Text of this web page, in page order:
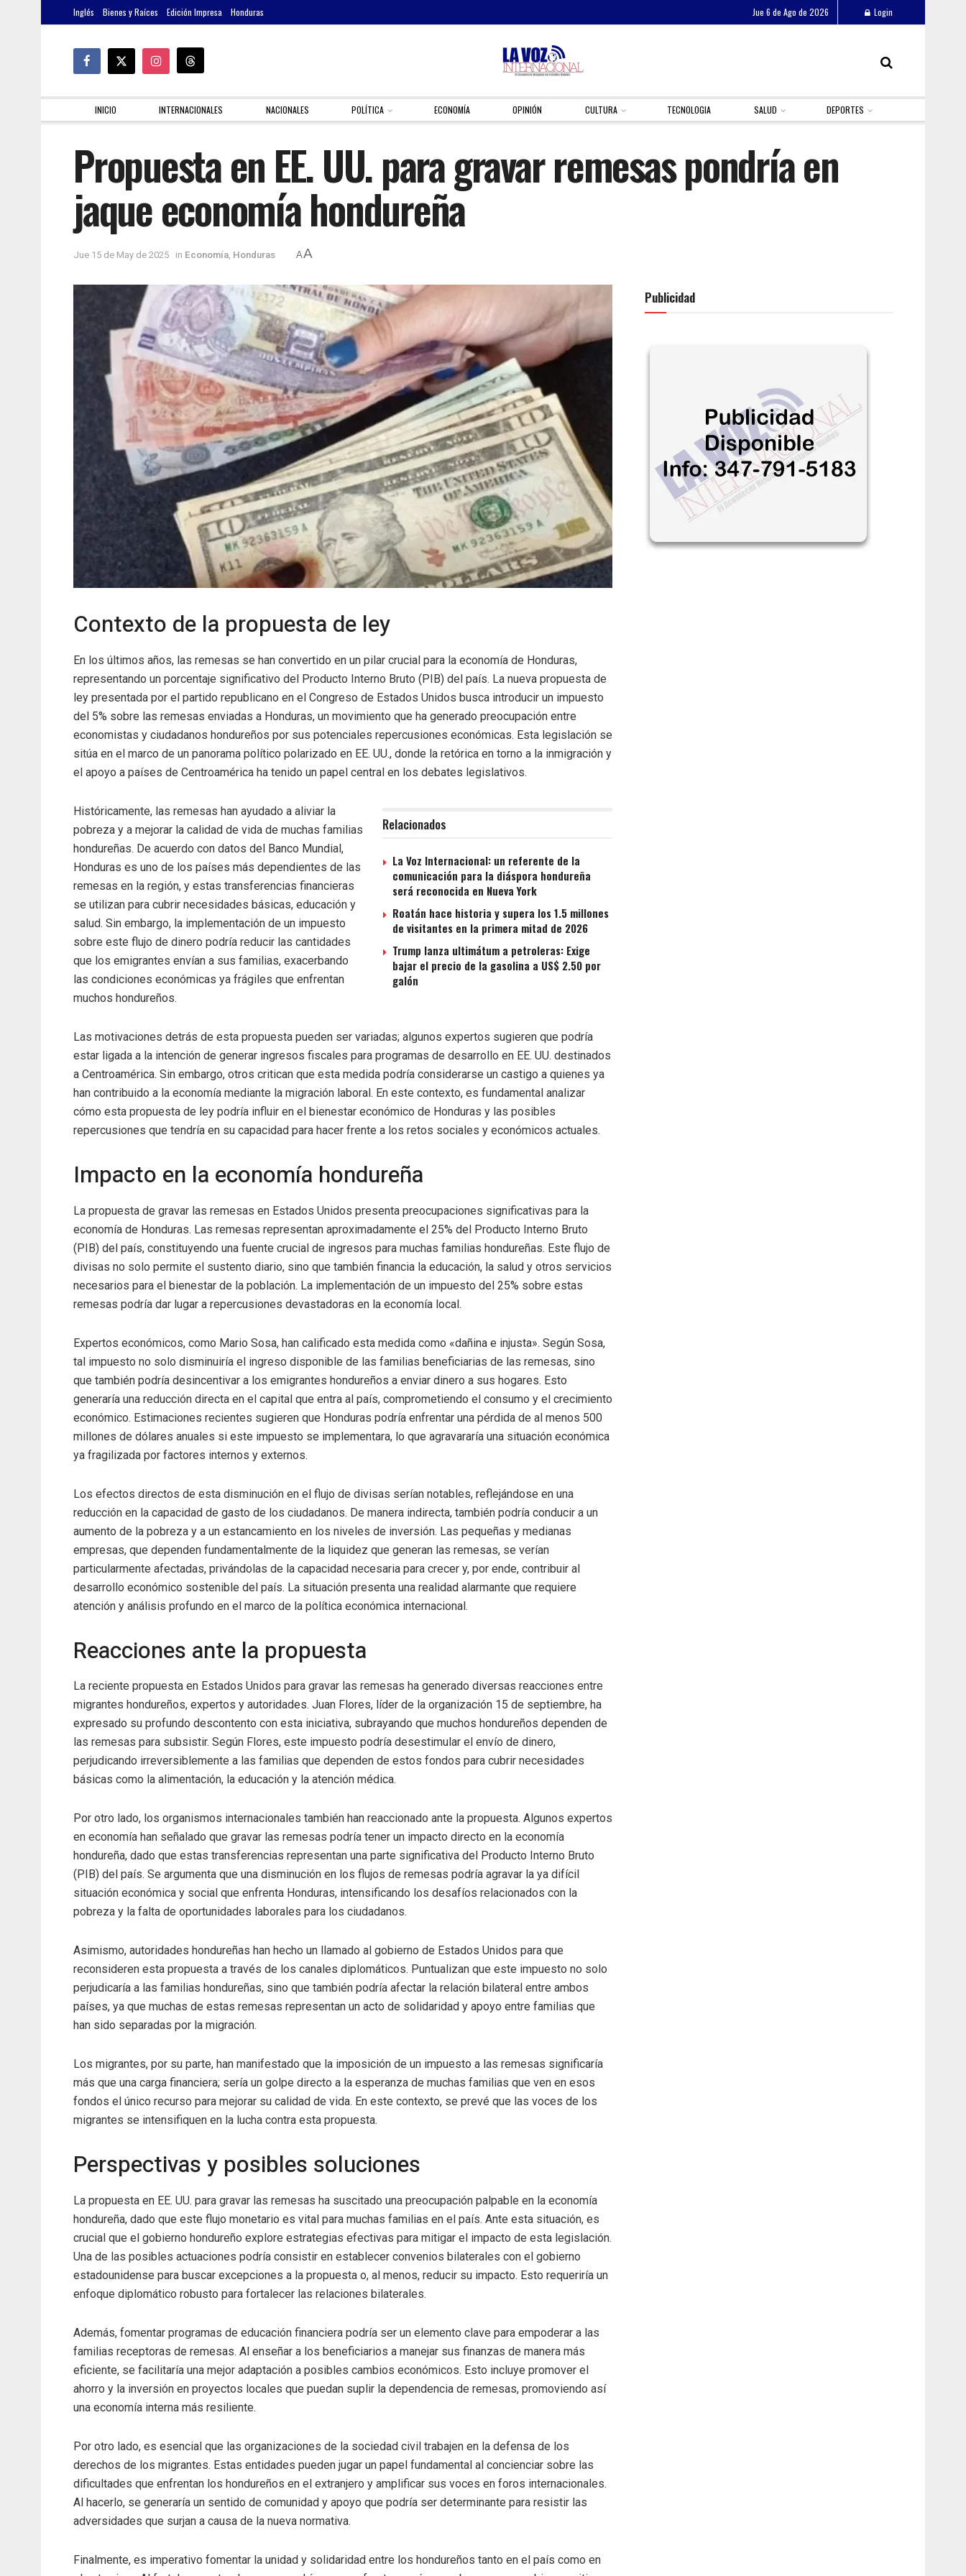
Inglés Bienes y Raíces Edición Impresa Honduras Jue 6 de Ago de 2026 Login
INICIO INTERNACIONALES NACIONALES POLÍTICA ECONOMÍA OPINIÓN CULTURA TECNOLOGIA SALUD DEPORTES
Propuesta en EE. UU. para gravar remesas pondría en
jaque economía hondureña
Jue 15 de May de 2025 in Economía, Honduras AA
Contexto de la propuesta de ley
En los últimos años, las remesas se han convertido en un pilar crucial para la economía de Honduras,
representando un porcentaje significativo del Producto Interno Bruto (PIB) del país. La nueva propuesta de
ley presentada por el partido republicano en el Congreso de Estados Unidos busca introducir un impuesto
del 5% sobre las remesas enviadas a Honduras, un movimiento que ha generado preocupación entre
economistas y ciudadanos hondureños por sus potenciales repercusiones económicas. Esta legislación se
sitúa en el marco de un panorama político polarizado en EE. UU., donde la retórica en torno a la inmigración y
el apoyo a países de Centroamérica ha tenido un papel central en los debates legislativos.
Relacionados
La Voz Internacional: un referente de la
comunicación para la diáspora hondureña
será reconocida en Nueva York
Roatán hace historia y supera los 1.5 millones
de visitantes en la primera mitad de 2026
Trump lanza ultimátum a petroleras: Exige
bajar el precio de la gasolina a US$ 2.50 por
galón
Históricamente, las remesas han ayudado a aliviar la
pobreza y a mejorar la calidad de vida de muchas familias
hondureñas. De acuerdo con datos del Banco Mundial,
Honduras es uno de los países más dependientes de las
remesas en la región, y estas transferencias financieras
se utilizan para cubrir necesidades básicas, educación y
salud. Sin embargo, la implementación de un impuesto
sobre este flujo de dinero podría reducir las cantidades
que los emigrantes envían a sus familias, exacerbando
las condiciones económicas ya frágiles que enfrentan
muchos hondureños.
Las motivaciones detrás de esta propuesta pueden ser variadas; algunos expertos sugieren que podría
estar ligada a la intención de generar ingresos fiscales para programas de desarrollo en EE. UU. destinados
a Centroamérica. Sin embargo, otros critican que esta medida podría considerarse un castigo a quienes ya
han contribuido a la economía mediante la migración laboral. En este contexto, es fundamental analizar
cómo esta propuesta de ley podría influir en el bienestar económico de Honduras y las posibles
repercusiones que tendría en su capacidad para hacer frente a los retos sociales y económicos actuales.
Impacto en la economía hondureña
La propuesta de gravar las remesas en Estados Unidos presenta preocupaciones significativas para la
economía de Honduras. Las remesas representan aproximadamente el 25% del Producto Interno Bruto
(PIB) del país, constituyendo una fuente crucial de ingresos para muchas familias hondureñas. Este flujo de
divisas no solo permite el sustento diario, sino que también financia la educación, la salud y otros servicios
necesarios para el bienestar de la población. La implementación de un impuesto del 25% sobre estas
remesas podría dar lugar a repercusiones devastadoras en la economía local.
Expertos económicos, como Mario Sosa, han calificado esta medida como «dañina e injusta». Según Sosa,
tal impuesto no solo disminuiría el ingreso disponible de las familias beneficiarias de las remesas, sino
que también podría desincentivar a los emigrantes hondureños a enviar dinero a sus hogares. Esto
generaría una reducción directa en el capital que entra al país, comprometiendo el consumo y el crecimiento
económico. Estimaciones recientes sugieren que Honduras podría enfrentar una pérdida de al menos 500
millones de dólares anuales si este impuesto se implementara, lo que agravararía una situación económica
ya fragilizada por factores internos y externos.
Los efectos directos de esta disminución en el flujo de divisas serían notables, reflejándose en una
reducción en la capacidad de gasto de los ciudadanos. De manera indirecta, también podría conducir a un
aumento de la pobreza y a un estancamiento en los niveles de inversión. Las pequeñas y medianas
empresas, que dependen fundamentalmente de la liquidez que generan las remesas, se verían
particularmente afectadas, privándolas de la capacidad necesaria para crecer y, por ende, contribuir al
desarrollo económico sostenible del país. La situación presenta una realidad alarmante que requiere
atención y análisis profundo en el marco de la política económica internacional.
Reacciones ante la propuesta
La reciente propuesta en Estados Unidos para gravar las remesas ha generado diversas reacciones entre
migrantes hondureños, expertos y autoridades. Juan Flores, líder de la organización 15 de septiembre, ha
expresado su profundo descontento con esta iniciativa, subrayando que muchos hondureños dependen de
las remesas para subsistir. Según Flores, este impuesto podría desestimular el envío de dinero,
perjudicando irreversiblemente a las familias que dependen de estos fondos para cubrir necesidades
básicas como la alimentación, la educación y la atención médica.
Por otro lado, los organismos internacionales también han reaccionado ante la propuesta. Algunos expertos
en economía han señalado que gravar las remesas podría tener un impacto directo en la economía
hondureña, dado que estas transferencias representan una parte significativa del Producto Interno Bruto
(PIB) del país. Se argumenta que una disminución en los flujos de remesas podría agravar la ya difícil
situación económica y social que enfrenta Honduras, intensificando los desafíos relacionados con la
pobreza y la falta de oportunidades laborales para los ciudadanos.
Asimismo, autoridades hondureñas han hecho un llamado al gobierno de Estados Unidos para que
reconsideren esta propuesta a través de los canales diplomáticos. Puntualizan que este impuesto no solo
perjudicaría a las familias hondureñas, sino que también podría afectar la relación bilateral entre ambos
países, ya que muchas de estas remesas representan un acto de solidaridad y apoyo entre familias que
han sido separadas por la migración.
Los migrantes, por su parte, han manifestado que la imposición de un impuesto a las remesas significaría
más que una carga financiera; sería un golpe directo a la esperanza de muchas familias que ven en esos
fondos el único recurso para mejorar su calidad de vida. En este contexto, se prevé que las voces de los
migrantes se intensifiquen en la lucha contra esta propuesta.
Perspectivas y posibles soluciones
La propuesta en EE. UU. para gravar las remesas ha suscitado una preocupación palpable en la economía
hondureña, dado que este flujo monetario es vital para muchas familias en el país. Ante esta situación, es
crucial que el gobierno hondureño explore estrategias efectivas para mitigar el impacto de esta legislación.
Una de las posibles actuaciones podría consistir en establecer convenios bilaterales con el gobierno
estadounidense para buscar excepciones a la propuesta o, al menos, reducir su impacto. Esto requeriría un
enfoque diplomático robusto para fortalecer las relaciones bilaterales.
Además, fomentar programas de educación financiera podría ser un elemento clave para empoderar a las
familias receptoras de remesas. Al enseñar a los beneficiarios a manejar sus finanzas de manera más
eficiente, se facilitaría una mejor adaptación a posibles cambios económicos. Esto incluye promover el
ahorro y la inversión en proyectos locales que puedan suplir la dependencia de remesas, promoviendo así
una economía interna más resiliente.
Por otro lado, es esencial que las organizaciones de la sociedad civil trabajen en la defensa de los
derechos de los migrantes. Estas entidades pueden jugar un papel fundamental al concienciar sobre las
dificultades que enfrentan los hondureños en el extranjero y amplificar sus voces en foros internacionales.
Al hacerlo, se generaría un sentido de comunidad y apoyo que podría ser determinante para resistir las
adversidades que surjan a causa de la nueva normativa.
Finalmente, es imperativo fomentar la unidad y solidaridad entre los hondureños tanto en el país como en
Publicidad